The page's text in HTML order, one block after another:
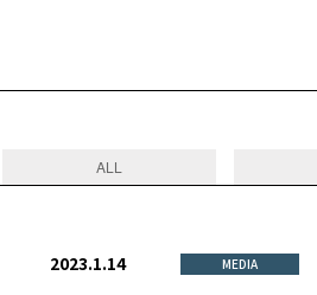
ALL
MEDIA
2023.1.14